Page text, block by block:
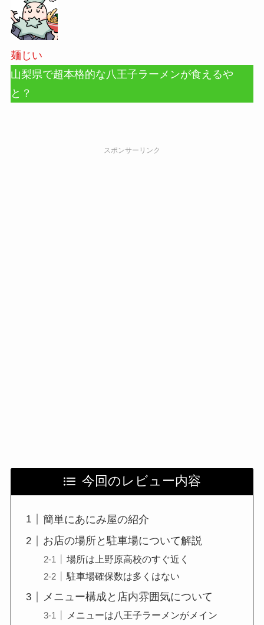
麺じい
山梨県で超本格的な八王子ラーメンが食えるや
と？
スポンサーリンク
今回のレビュー内容
簡単にあにみ屋の紹介
お店の場所と駐車場について解説
場所は上野原高校のすぐ近く
駐車場確保数は多くはない
メニュー構成と店内雰囲気について
メニューは八王子ラーメンがメイン